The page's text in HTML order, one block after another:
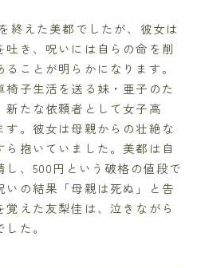
終えた美都でしたが、彼女は
吐き、呪いには自らの命を削
ことが明らかになります。
子生活を送る妹・亜子のた
新たな依頼者として女子高
。彼女は母親からの壮絶な
抱いていました。美都は自
、500円という破格の値段で
の結果「母親は死ぬ」と告
えた友梨佳は、泣きながら
た。